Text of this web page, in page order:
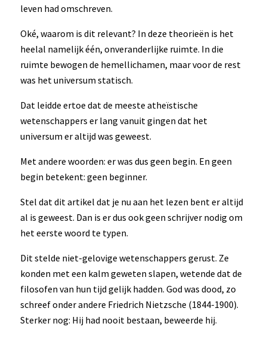
leven had omschreven.
Oké, waarom is dit relevant? In deze theorieën is het
heelal namelijk één, onveranderlijke ruimte. In die
ruimte bewogen de hemellichamen, maar voor de rest
was het universum statisch.
Dat leidde ertoe dat de meeste atheïstische
wetenschappers er lang vanuit gingen dat het
universum er altijd was geweest.
Met andere woorden: er was dus geen begin. En geen
begin betekent: geen beginner.
Stel dat dit artikel dat je nu aan het lezen bent er altijd
al is geweest. Dan is er dus ook geen schrijver nodig om
het eerste woord te typen.
Dit stelde niet-gelovige wetenschappers gerust. Ze
konden met een kalm geweten slapen, wetende dat de
filosofen van hun tijd gelijk hadden. God was dood, zo
schreef onder andere Friedrich Nietzsche (1844-1900).
Sterker nog: Hij had nooit bestaan, beweerde hij.